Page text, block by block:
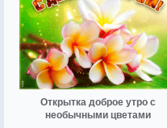
Открытка доброе утро с
необычными цветами